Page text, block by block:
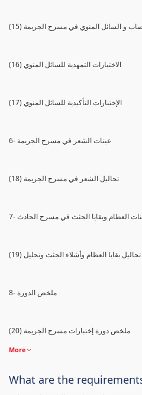
و السائل المنوي في مسرح الجريمة
(16) الاختبارات التمهدية للسائل المنوي
(17) الإختبارات التأكيدية للسائل المنوي
6- عينات الشعر في مسرح الجريمة
(18) تحاليل الشعر في مسرح الجريمة
العظام وبقايا الجثث في مسرح الحادث
8- ملخص الدورة
(20) ملخص دورة إختبارات مسرح الجريمة
More
What are the